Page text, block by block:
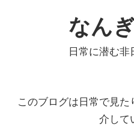
なん
日常に潜む非
このブログは日常で見
介して